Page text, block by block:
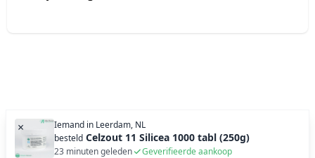
× Iemand in Leerdam, NL
besteld Celzout 11 Silicea 1000 tabl (250g)
23 minuten geleden Geverifieerde aankoop